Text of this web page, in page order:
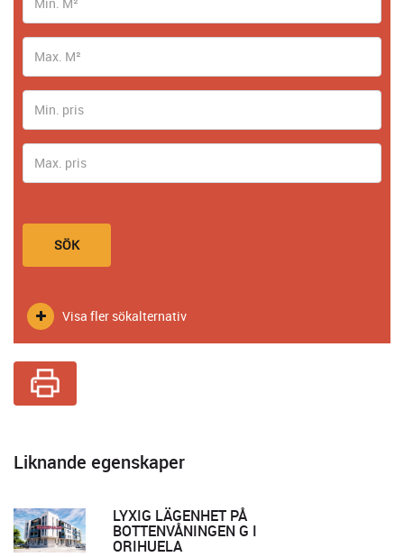
SÖK
Visa fler sökalternativ
Liknande egenskaper
LYXIG LÄGENHET PÅ
BOTTENVÅNINGEN G I
ORIHUELA